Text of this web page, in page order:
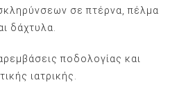
σε πτέρνα, πέλμα
δάχτυλα.
ποδολογίας και
ιατρικής.